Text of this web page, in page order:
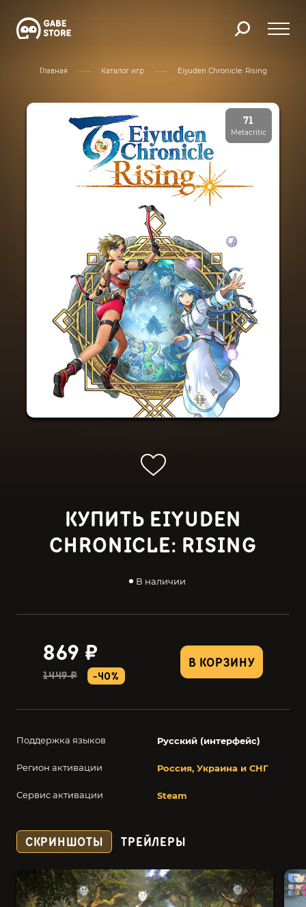
Главная Каталог игр Eiyuden Chronicle: Rising
71
Metacritic
КУПИТЬ EIYUDEN
CHRONICLE: RISING
В наличии
В КОРЗИНУ
869 ₽
1449 ₽ -40%
Поддержка языков Русский (интерфейс)
Регион активации Россия, Украина и СНГ
Сервис активации Steam
СКРИНШОТЫ ТРЕЙЛЕРЫ